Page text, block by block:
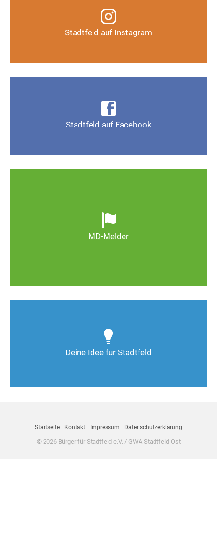
Stadtfeld auf Instagram
Instagram-Kanal
Auf Instagram folgen
Stadtfeld auf Facebook
Seite Magdeburg-Stadtfeld
MD-Melder
wild entsorgter Müll. Melden Sie Mängel, damit
Magdeburg schöner und lebenswerter wird.
Deine Idee für Stadtfeld
Deine Ideen sind gefragt!
Startseite Kontakt Impressum Datenschutzerklärung
© 2026 Bürger für Stadtfeld e.V. / GWA Stadtfeld-Ost